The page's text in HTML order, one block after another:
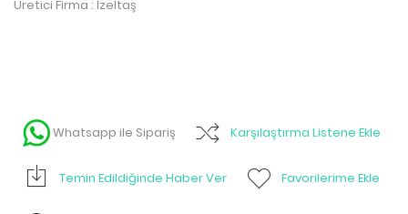
Üretici Firma : İzeltaş
Whatsapp ile Sipariş Karşılaştırma Listene Ekle
Temin Edildiğinde Haber Ver Favorilerime Ekle